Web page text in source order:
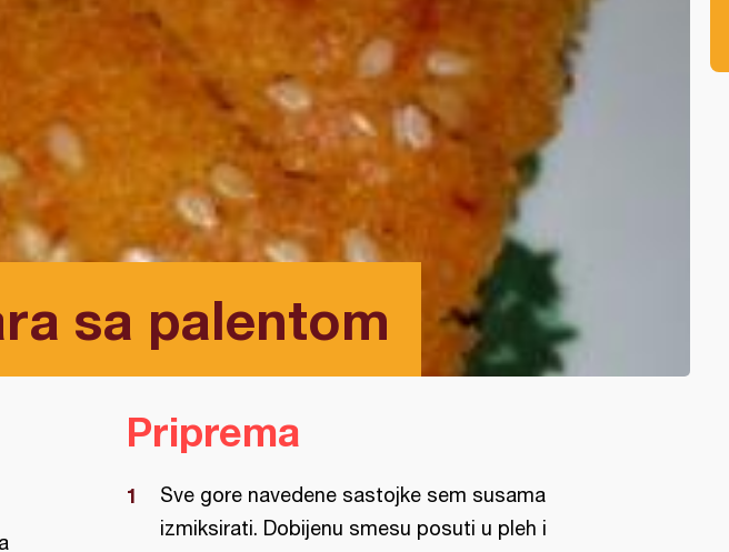
sa palentom
Priprema
Sve gore navedene sastojke sem susama
izmiksirati. Dobijenu smesu posuti u pleh i